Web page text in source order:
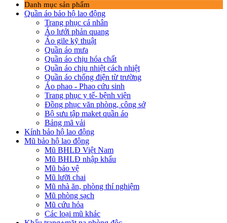
Danh mục sản phẩm
Quần áo bảo hộ lao động
Trang phục cá nhân
Áo lưới phản quang
Áo gile kỹ thuật
Quần áo mưa
Quần áo chịu hóa chất
Quần áo chịu nhiệt cách nhiệt
Quần áo chống điện từ trường
Áo phao - Phao cứu sinh
Trang phục y tế- bệnh viện
Đồng phục văn phòng, công sở
Bộ sưu tập maket quần áo
Bảng mã vải
Kính bảo hộ lao động
Mũ bảo hộ lao động
Mũ BHLĐ Việt Nam
Mũ BHLĐ nhập khẩu
Mũ bảo vệ
Mũ lưỡi chai
Mũ nhà ăn, phòng thí nghiệm
Mũ phòng sạch
Mũ cứu hỏa
Các loại mũ khác